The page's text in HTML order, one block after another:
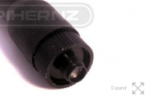
Expand